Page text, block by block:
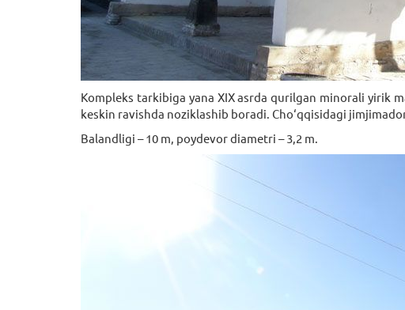
Kompleks tarkibiga yana XIX asrda qurilgan minorali yirik
keskin ravishda noziklashib boradi. Cho‘qqisidagi
Balandligi – 10 m, poydevor diametri – 3,2 m.